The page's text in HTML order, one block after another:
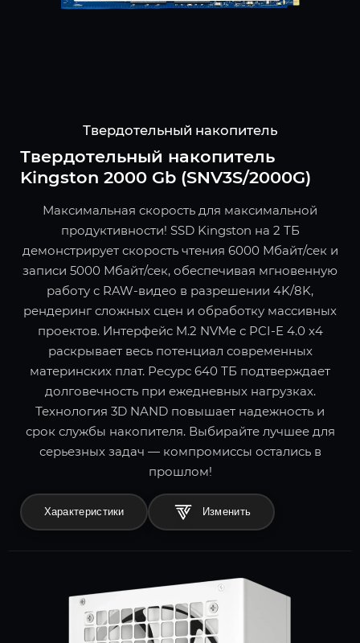
Твердотельный накопитель
Твердотельный накопитель
Kingston 2000 Gb (SNV3S/2000G)
Максимальная скорость для максимальной
продуктивности! SSD Kingston на 2 ТБ
демонстрирует скорость чтения 6000 Мбайт/сек и
записи 5000 Мбайт/сек, обеспечивая мгновенную
работу с RAW-видео в разрешении 4K/8K,
рендеринг сложных сцен и обработку массивных
проектов. Интерфейс M.2 NVMe с PCI-E 4.0 x4
раскрывает весь потенциал современных
материнских плат. Ресурс 640 ТБ подтверждает
долговечность при ежедневных нагрузках.
Технология 3D NAND повышает надежность и
срок службы накопителя. Выбирайте лучшее для
серьезных задач — компромиссы остались в
прошлом!
Характеристики